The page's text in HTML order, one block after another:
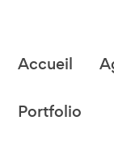
Accueil
Portfolio